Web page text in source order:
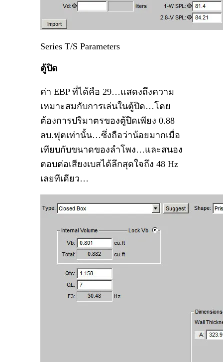
Series T/S Parameters
ตู้ปิด
ค่า EBP ที่ได้คือ 29…แสดงถึงความ
เหมาะสมกับการเล่นในตู้ปิด…โดย
ต้องการปริมาตรของตู้ปิดเพียง 0.88
ลบ.ฟุตเท่านั้น…ซึ่งถือว่าน้อยมากเมื่อ
เทียบกับขนาดของลำโพง…และสนอง
ตอบต่อเสียงเบสได้ลึกสุดใจถึง 48 Hz
เลยทีเดียว…